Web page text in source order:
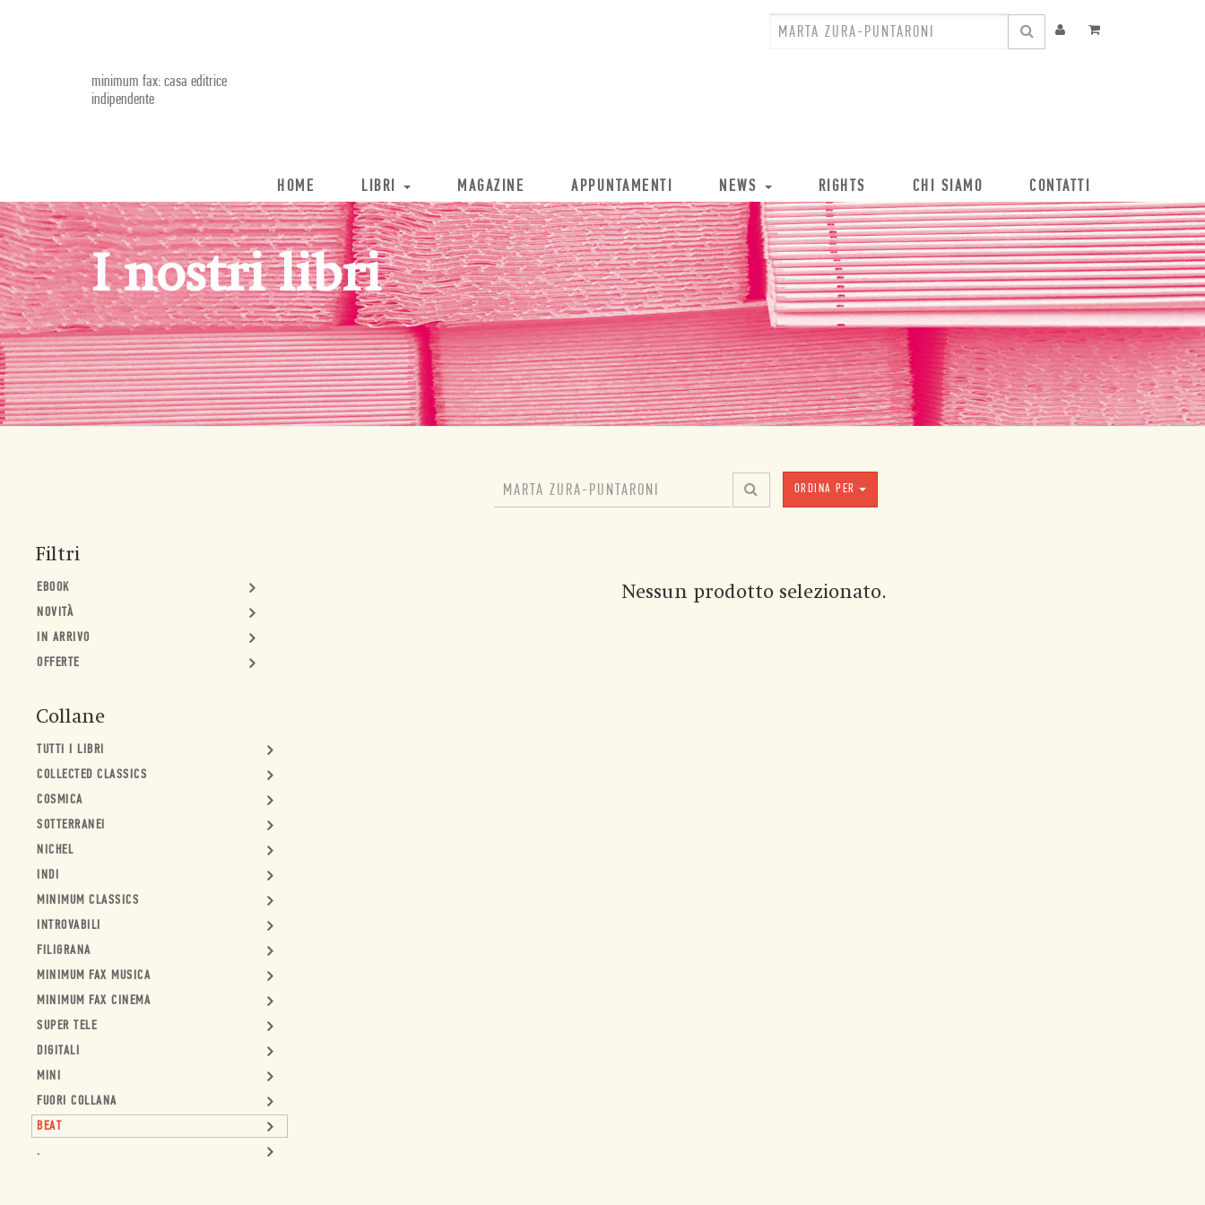
minimum fax: casa editrice
indipendente
HOME LIBRI MAGAZINE APPUNTAMENTI NEWS RIGHTS CHI SIAMO CONTATTI
I nostri libri
ORDINA PER
Filtri
EBOOK
NOVITÀ
IN ARRIVO
OFFERTE
Collane
TUTTI I LIBRI
COLLECTED CLASSICS
COSMICA
SOTTERRANEI
NICHEL
INDI
MINIMUM CLASSICS
INTROVABILI
FILIGRANA
MINIMUM FAX MUSICA
MINIMUM FAX CINEMA
SUPER TELE
DIGITALI
MINI
FUORI COLLANA
BEAT
.
Nessun prodotto selezionato.